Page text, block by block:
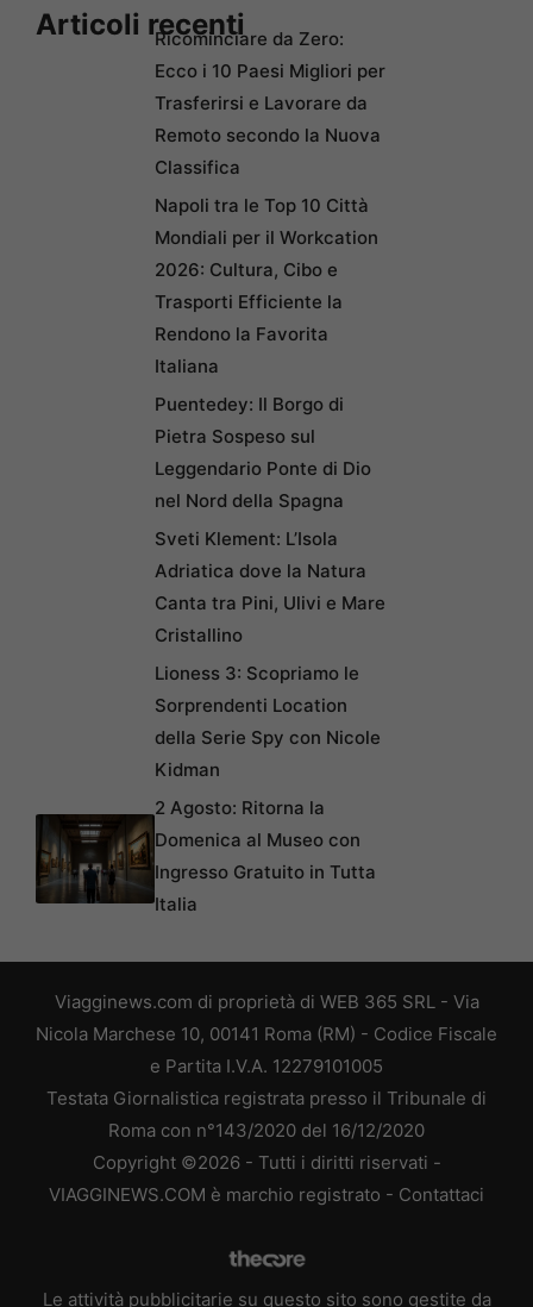
Articoli recentiRicominciare da Zero:
Ecco i 10 Paesi Migliori per
Trasferirsi e Lavorare da
Remoto secondo la Nuova
Classifica
Napoli tra le Top 10 Città
Mondiali per il Workcation
2026: Cultura, Cibo e
Trasporti Efficiente la
Rendono la Favorita
Italiana
Puentedey: Il Borgo di
Pietra Sospeso sul
Leggendario Ponte di Dio
nel Nord della Spagna
Sveti Klement: L’Isola
Adriatica dove la Natura
Canta tra Pini, Ulivi e Mare
Cristallino
Lioness 3: Scopriamo le
Sorprendenti Location
della Serie Spy con Nicole
Kidman
2 Agosto: Ritorna la
Domenica al Museo con
Ingresso Gratuito in Tutta
Italia
Viagginews.com di proprietà di WEB 365 SRL - Via
Nicola Marchese 10, 00141 Roma (RM) - Codice Fiscale
e Partita I.V.A. 12279101005
Testata Giornalistica registrata presso il Tribunale di
Roma con n°143/2020 del 16/12/2020
Copyright ©2026 - Tutti i diritti riservati -
VIAGGINEWS.COM è marchio registrato - Contattaci
Le attività pubblicitarie su questo sito sono gestite da